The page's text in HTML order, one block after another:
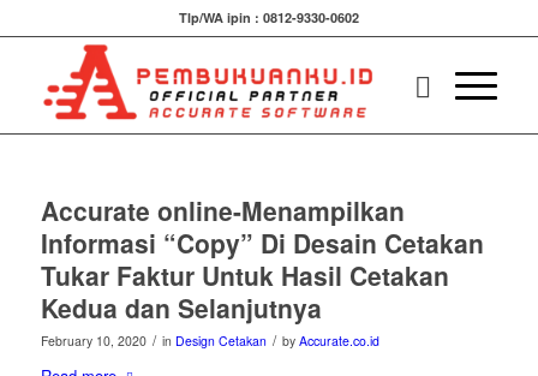
Tlp/WA ipin : 0812-9330-0602
Accurate online-Menampilkan
Informasi “Copy” Di Desain Cetakan
Tukar Faktur Untuk Hasil Cetakan
Kedua dan Selanjutnya
February 10, 2020 / in Design Cetakan / by Accurate.co.id